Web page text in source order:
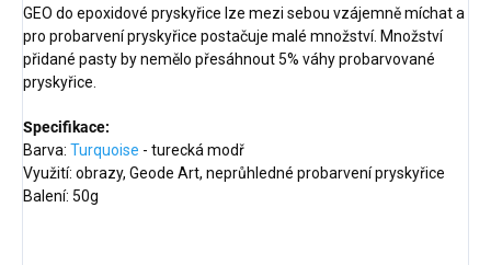
GEO do epoxidové pryskyřice lze mezi sebou vzájemně míchat a
pro probarvení pryskyřice postačuje malé množství. Množství
přidané pasty by nemělo přesáhnout 5% váhy probarvované
pryskyřice.
Specifikace:
Barva: Turquoise - turecká modř
Využití: obrazy, Geode Art, neprůhledné probarvení pryskyřice
Balení: 50g